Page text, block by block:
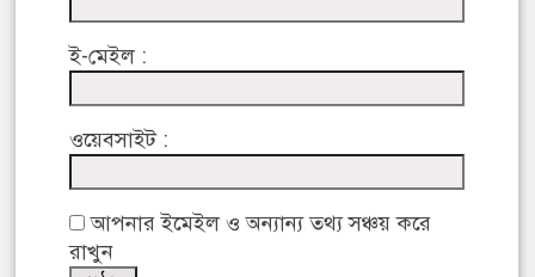
ই-মেইল :
ওয়েবসাইট :
আপনার ইমেইল ও অন্যান্য তথ্য সঞ্চয় করে
রাখুন